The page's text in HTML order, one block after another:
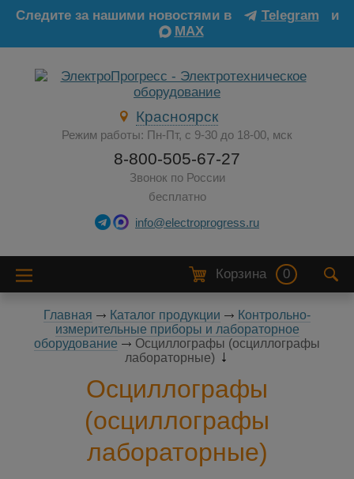
Следите за нашими новостями в Telegram
и
MAX
Красноярск
Режим работы: Пн-Пт, с 9-30 до 18-00, мск
8-800-505-67-27
Звонок по России
бесплатно
info@electroprogress.ru
Корзина 0
Главная Каталог продукции
Контрольно-
измерительные приборы и лабораторное
оборудование
Осциллографы (осциллографы
лабораторные)
Осциллографы
(осциллографы
лабораторные)